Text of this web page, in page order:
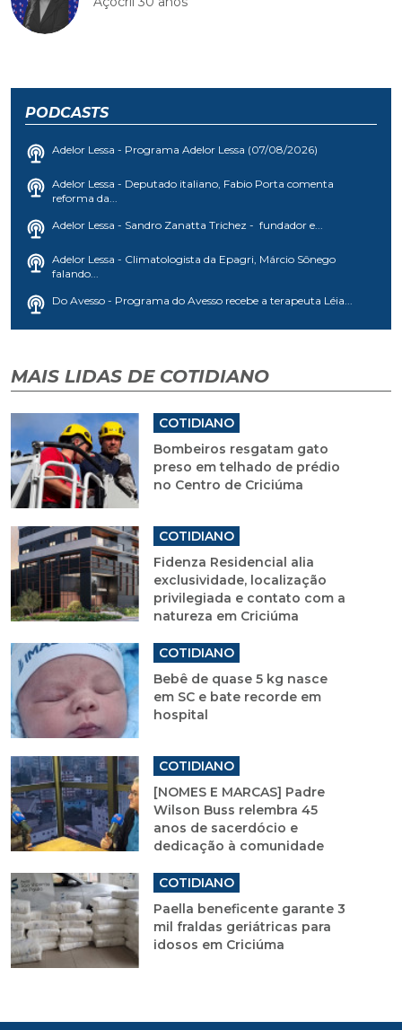
PODCASTS
Adelor Lessa - Programa Adelor Lessa (07/08/2026)
Adelor Lessa - Deputado italiano, Fabio Porta comenta
reforma da...
Adelor Lessa - Sandro Zanatta Trichez - fundador e...
Adelor Lessa - Climatologista da Epagri, Márcio Sônego
falando...
Do Avesso - Programa do Avesso recebe a terapeuta Léia...
MAIS LIDAS DE COTIDIANO
COTIDIANO
Bombeiros resgatam gato
preso em telhado de prédio
no Centro de Criciúma
COTIDIANO
Fidenza Residencial alia
exclusividade, localização
privilegiada e contato com a
natureza em Criciúma
COTIDIANO
Bebê de quase 5 kg nasce
em SC e bate recorde em
hospital
COTIDIANO
[NOMES E MARCAS] Padre
Wilson Buss relembra 45
anos de sacerdócio e
dedicação à comunidade
COTIDIANO
Paella beneficente garante 3
mil fraldas geriátricas para
idosos em Criciúma